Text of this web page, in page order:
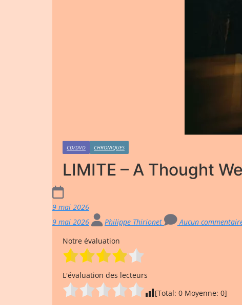
CD/DVD CHRONIQUES
LIMITE – A Thought
9 mai 2026
9 mai 2026
Philippe Thirionet Aucun
Notre évaluation
L'évaluation des lecteurs
[Total: 0 Moyenne: 0]